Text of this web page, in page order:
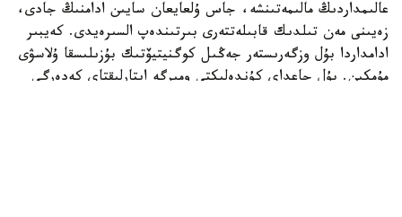
عالىمداردىڭ مالىمەتىنشە، جاس ۇلعايعان سايىن ادامنىڭ جادى،
زەيىنى مەن تىلدىك قابىلەتتەرى بىرتىندەپ السىرەيدى. كەيبىر
ادامداردا بۇل وزگەرىستەر جەڭىل كوگنيتيۆتىك بۇزىلىسقا ۇلاسۋى
مۇمكىن. بۇل جاعداي كۇندەلىكتى ومىرگە ايتارلىقتاي كەدەرگى